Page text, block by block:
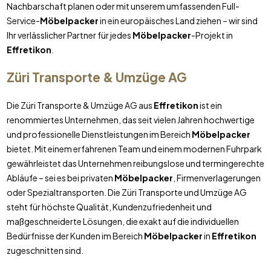
Nachbarschaft planen oder mit unserem umfassenden Full-
Service-Möbelpackerin ein europäisches Land ziehen – wir sind
Ihr verlässlicher Partner für jedes Möbelpacker-Projekt in
Effretikon
Züri Transporte & Umzüge AG
Die Züri Transporte & Umzüge AG aus Effretikonist ein
renommiertes Unternehmen, das seit vielen Jahren hochwertige
und professionelle Dienstleistungen im Bereich Möbelpacker
bietet. Mit einem erfahrenen Team und einem modernen Fuhrpark
gewährleistet das Unternehmen reibungslose und termingerechte
Abläufe – sei es bei privaten Möbelpacker , Firmenverlagerungen
oder Spezialtransporten. Die Züri Transporte und Umzüge AG
steht für höchste Qualität, Kundenzufriedenheit und
maßgeschneiderte Lösungen, die exakt auf die individuellen
Bedürfnisse der Kunden im Bereich Möbelpackerin Effretikon
zugeschnitten sind.